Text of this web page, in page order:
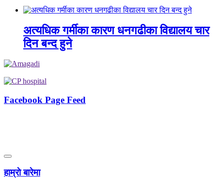
अत्यधिक गर्मीका कारण धनगढीका विद्यालय चार
दिन बन्द हुने
Facebook Page Feed
हाम्राे बारेमा